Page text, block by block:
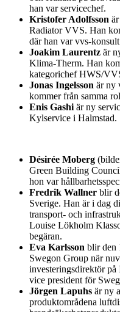
han var servicechef.
Kristofer Adolfsson
Radiator VVS. Han
där han var vvs-
Joakim Laurentz är
Klima-Therm. Han
kategorichef HWS/
Jonas Ingelsson är ny
kommer från samma
Enis Gashi är ny
Kylservice i Halmstad.
Désirée Moberg
Green Building
hon var
Fredrik Wallner blir
Sverige. Han är i dag
transport- och
Louise Lökholm
begäran.
Eva Karlsson blir den
Swegon Group när
investeringsdirektör
vice president för
Jörgen Lapuhs är ny
produktområdena